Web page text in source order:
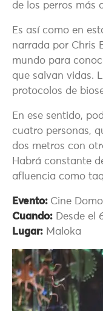
de los perros más
Es así como en
narrada por Chris
mundo para
que salvan vidas.
protocolos de
En ese sentido,
cuatro personas,
dos metros con
Habrá constante
afluencia como
Evento: Cine
Cuando: Desde el
Lugar: Maloka